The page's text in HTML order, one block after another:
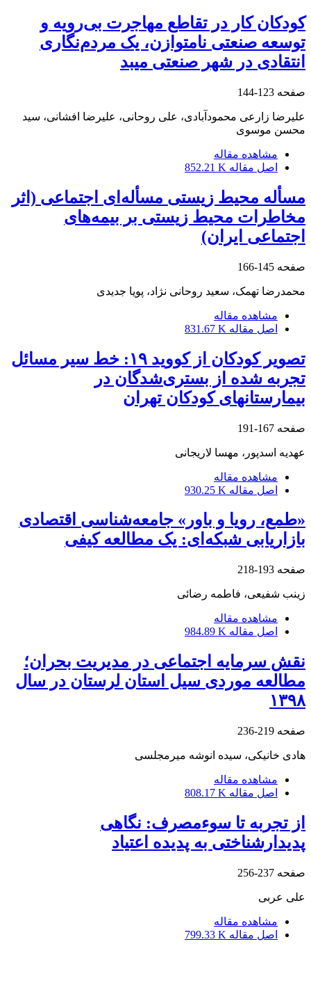
کودکان کار در تقاطع مهاجرت بی‌رویه و
توسعه صنعتی نامتوازن، یک مردم‌نگاری
انتقادی در شهر صنعتی میبد
صفحه 123-144
علیرضا زارعی محمودآبادی، علی روحانی، علیرضا افشانی، سید
محسن موسوی
مشاهده مقاله
اصل مقاله 852.21 K
مسأله محیط زیستی مسأله‌ای اجتماعی (اثر
مخاطرات محیط زیستی بر بیمه‌های
اجتماعی ایران)
صفحه 145-166
محمدرضا تهمک، سعید روحانی نژاد، پویا جدیدی
مشاهده مقاله
اصل مقاله 831.67 K
تصویر کودکان از کووید ۱۹: خط سیر مسائل
تجربه شده از بستری‌شدگان در
بیمارستانهای کودکان تهران
صفحه 167-191
عهدیه اسدپور، مهسا لاریجانی
مشاهده مقاله
اصل مقاله 930.25 K
«طمع، رویا و باور» جامعه‌شناسی اقتصادی
بازاریابی شبکه‌ای: یک مطالعه کیفی
صفحه 193-218
زینب شفیعی، فاطمه رضائی
مشاهده مقاله
اصل مقاله 984.89 K
نقش سرمایه اجتماعی در مدیریت بحران؛
مطالعه موردی سیل استان لرستان در سال
۱۳۹۸
صفحه 219-236
هادی خانیکی، سیده انوشه میرمجلسی
مشاهده مقاله
اصل مقاله 808.17 K
از تجربه تا سوءمصرف: نگاهی
پدیدارشناختی به پدیده اعتیاد
صفحه 237-256
علی عربی
مشاهده مقاله
اصل مقاله 799.33 K